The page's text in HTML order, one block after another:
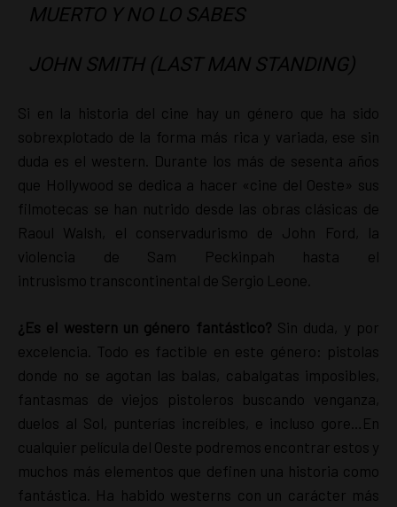
MUERTO Y NO LO SABES
JOHN SMITH (LAST MAN STANDING)
Si en la historia del cine hay un género que ha sido
sobrexplotado de la forma más rica y variada, ese sin
duda es el western. Durante los más de sesenta años
que Hollywood se dedica a hacer «cine del Oeste» sus
filmotecas se han nutrido desde las obras clásicas de
Raoul Walsh, el conservadurismo de John Ford, la
violencia de Sam Peckinpah hasta el
intrusismo transcontinental de Sergio Leone.
¿Es el western un género fantástico? Sin duda, y por
excelencia. Todo es factible en este género: pistolas
donde no se agotan las balas, cabalgatas imposibles,
fantasmas de viejos pistoleros buscando venganza,
duelos al Sol, punterías increíbles, e incluso gore…En
cualquier película del Oeste podremos encontrar estos y
muchos más elementos que definen una historia como
fantástica. Ha habido westerns con un carácter más